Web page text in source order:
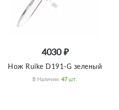
4030 ₽
Нож Ruike D191-G зеленый
В Наличии: 47 Шт.